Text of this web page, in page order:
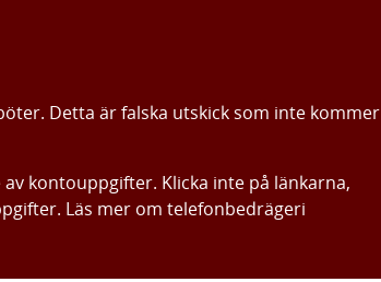
Detta är falska utskick som inte kommer
kontouppgifter. Klicka inte på länkarna,
Läs mer om telefonbedrägeri